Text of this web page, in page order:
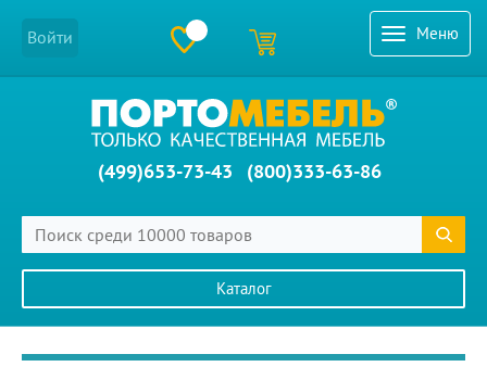
Меню
Войти
(499)653-73-43 (800)333-63-86
Каталог
Главное меню сайта